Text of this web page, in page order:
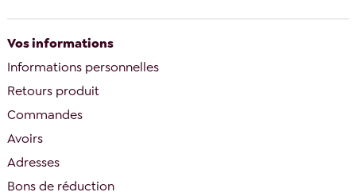
Vos informations
Informations personnelles
Retours produit
Commandes
Avoirs
Adresses
Bons de réduction